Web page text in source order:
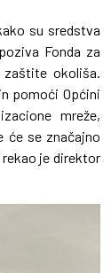
su sredstva
Fonda za
zaštite okoliša.
pomoći Općini
mreže,
će se značajno
je direktor